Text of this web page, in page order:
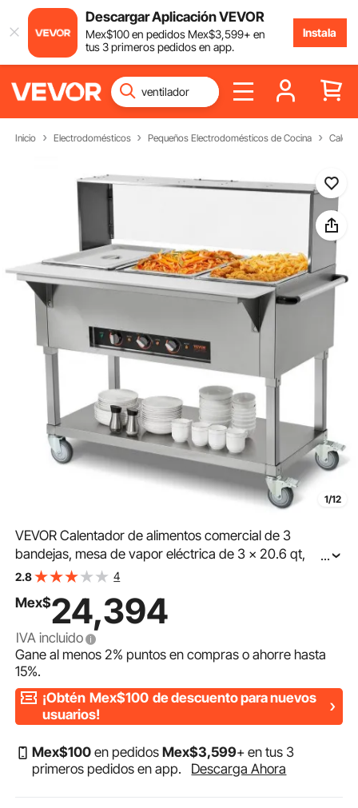
Descargar Aplicación VEVOR
Mex$100en pedidos Mex$3,599+ en
tus 3 primeros pedidos en app.
Instala
Inicio Electrodomésticos Pequeños Electrodomésticos de Cocina
1/12
VEVOR Calentador de alimentos comercial de 3
bandejas, mesa de vapor eléctrica de 3 x 20.6 qt,
calentador de alimentos profesional de 1500 W para
servidor de acero inoxidable de grado alimenticio para
fiestas y restaurantes
...
2.8 4
Mex$24,394
IVA incluido
Gane al menos2% puntos en compras o ahorre hasta
15%.
¡Obtén Mex$100 de descuento para nuevos
usuarios!
Mex$100 en pedidosMex$3,599+ en tus 3
primeros pedidos en app.
Descarga Ahora